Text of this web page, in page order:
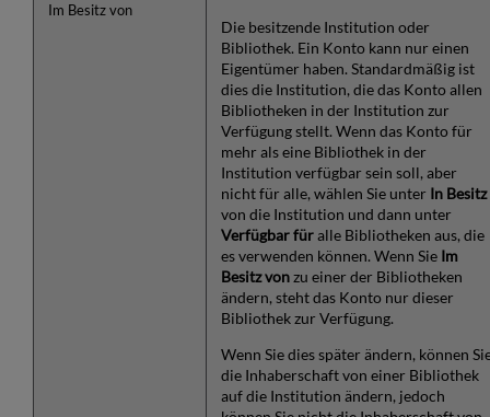
Im Besitz von
Die besitzende Institution oder
Bibliothek. Ein Konto kann nur einen
Eigentümer haben. Standardmäßig ist
dies die Institution, die das Konto allen
Bibliotheken in der Institution zur
Verfügung stellt. Wenn das Konto für
mehr als eine Bibliothek in der
Institution verfügbar sein soll, aber
nicht für alle, wählen Sie unter In Besitz
von die Institution und dann unter
Verfügbar füralle Bibliotheken aus, die
es verwenden können. Wenn Sie Im
Besitz vonzu einer der Bibliotheken
ändern, steht das Konto nur dieser
Bibliothek zur Verfügung.
Wenn Sie dies später ändern, können
die Inhaberschaft von einer Bibliothek
auf die Institution ändern, jedoch